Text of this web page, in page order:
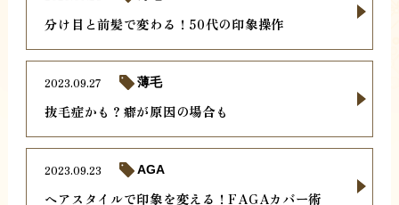
分け目と前髪で変わる！50代の印象操作
抜毛症かも？癖が原因の場合も
2023.09.27 薄毛
ヘアスタイルで印象を変える！FAGAカバー術
2023.09.23 AGA